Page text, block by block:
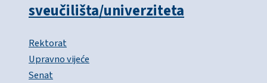
sveučilišta/univerziteta
Rektorat
Upravno vijeće
Senat